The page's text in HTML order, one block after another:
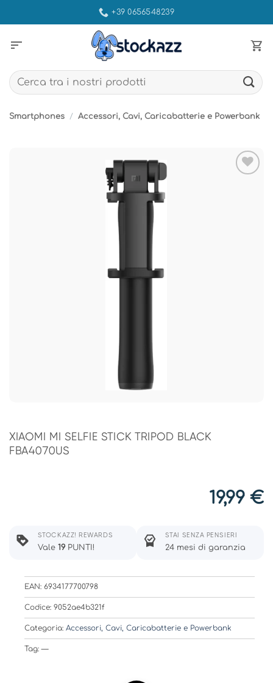
ai
+39 0656548239
sort
Cerca:
Smartphones / Accessori, Cavi, Caricabatterie e Powerbank
XIAOMI MI SELFIE STICK TRIPOD BLACK
FBA4070US
19,99 €
STOCKAZZ! REWARDS
Vale 19 PUNTI!
STAI SENZA PENSIERI
24 mesi di garanzia
EAN: 6934177700798
Codice: 9052ae4b321f
Categoria: Accessori, Cavi, Caricabatterie e Powerbank
Tag: —